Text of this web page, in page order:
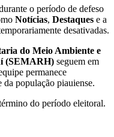
o período de defeso
Notícias, Destaques e a
desativadas.
do Meio Ambiente e
(SEMARH) seguem em
permanece
população piauiense.
do período eleitoral.